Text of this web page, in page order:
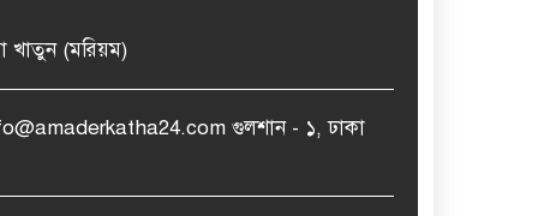
খাতুন (মরিয়ম)
গুলশান - ১, ঢাকা